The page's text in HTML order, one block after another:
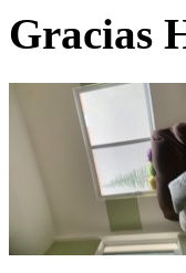
Gracias